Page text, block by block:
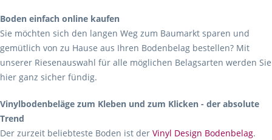
Boden einfach online kaufen
Sie möchten sich den langen Weg zum Baumarkt sparen und
gemütlich von zu Hause aus Ihren Bodenbelag bestellen? Mit
unserer Riesenauswahl für alle möglichen Belagsarten werden Sie
hier ganz sicher fündig.
Vinylbodenbeläge zum Kleben und zum Klicken - der absolute
Trend
Der zurzeit beliebteste Boden ist der Vinyl Design Bodenbelag.